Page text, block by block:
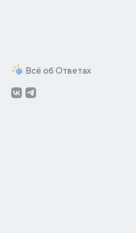
Всё об Ответах